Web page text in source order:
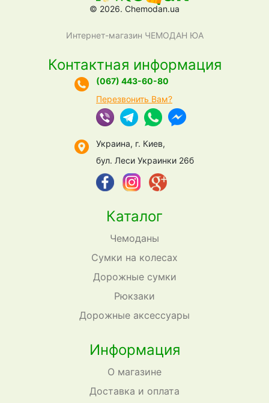
© 2026. Chemodan.ua
Интернет-магазин ЧЕМОДАН ЮА
Каталог
Чемоданы
Сумки на колесах
Дорожные сумки
Рюкзаки
Дорожные аксессуары
Информация
О магазине
Доставка и оплата
Контактная информация
(067) 443-60-80
Перезвонить Вам?
Украина, г. Киев,
бул. Леси Украинки 26б